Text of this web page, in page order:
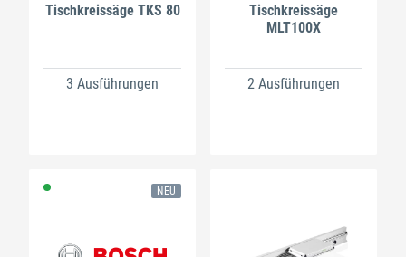
Tischkreissäge TKS 80
3 Ausführungen
Tischkreissäge
MLT100X
2 Ausführungen
NEU